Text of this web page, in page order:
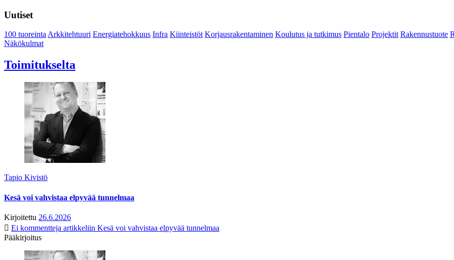
Uutiset
100 tuoreintaArkkitehtuuri Energiatehokkuus Infra Kiinteistöt Korjausrakentaminen Koulutus ja tutkimus Pientalo Projektit Rakennustuote
Näkökulmat
Toimitukselta
Tapio Kivistö
Kesä voi vahvistaa elpyvää tunnelmaa
Kirjoitettu 26.6.2026
Ei kommentteja artikkeliin Kesä voi vahvistaa elpyvää tunnelmaa
Pääkirjoitus